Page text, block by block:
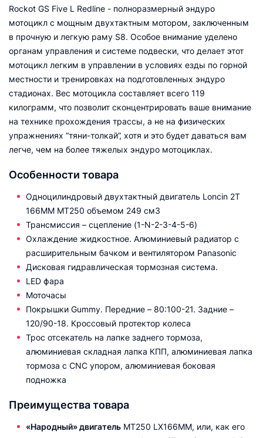
Rockot GS Five L Redline - полноразмерный эндуро
мотоцикл с мощным двухтактным мотором, заключенным
в прочную и легкую раму S8. Особое внимание уделено
органам управления и системе подвески, что делает этот
мотоцикл легким в управлении в условиях езды по горной
местности и тренировках на подготовленных эндуро
стадионах. Вес мотоцикла составляет всего 119
килограмм, что позволит сконцентрировать ваше внимание
на технике прохождения трассы, а не на физических
упражнениях “тяни-толкай”, хотя и это будет даваться вам
легче, чем на более тяжелых эндуро мотоциклах.
Особенности товара
Одноцилиндровый двухтактный двигатель Loncin 2T
166MM MT250 объемом 249 см3
Трансмиссия – сцепление (1-N-2-3-4-5-6)
Охлаждение жидкостное. Алюминиевый радиатор c
расширительным бачком и вентилятором Panasonic
Дисковая гидравлическая тормозная система.
LED фара
Моточасы
Покрышки Gummy. Передние – 80:100-21. Задние –
120/90-18. Кроссовый протектор колеса
Трос отсекатель на лапке заднего тормоза,
алюминиевая складная лапка КПП, алюминиевая лапка
тормоза с CNC упором, алюминиевая боковая
подножка
Преимущества товара
«Народный» двигатель MT250 LX166MM, или, как его